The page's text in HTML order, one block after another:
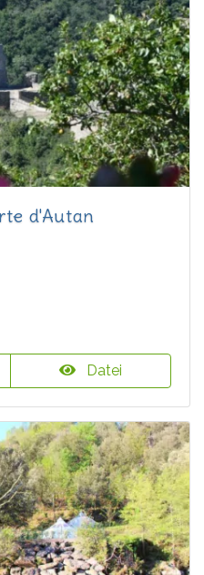
d'Autan
Datei